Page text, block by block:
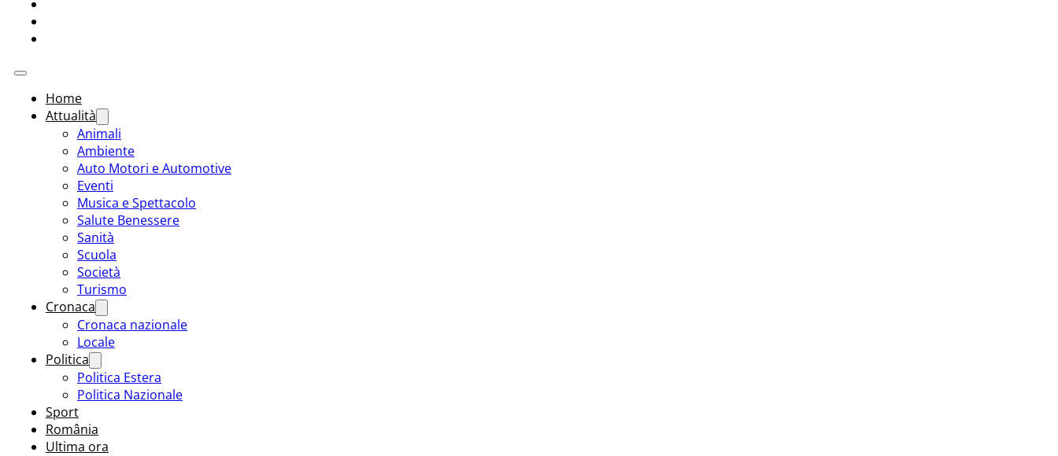
Home
Attualità
Animali
Ambiente
Auto Motori e Automotive
Eventi
Musica e Spettacolo
Salute Benessere
Sanità
Scuola
Società
Turismo
Cronaca
Cronaca nazionale
Locale
Politica
Politica Estera
Politica Nazionale
Sport
România
Ultima ora